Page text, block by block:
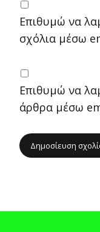
Επιθυμώ να
σχόλια μέσω
Επιθυμώ να
άρθρα μέσω